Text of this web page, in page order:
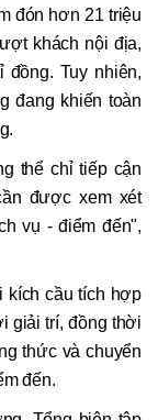
đón hơn 21 triệu
khách nội địa,
Tuy nhiên,
đang khiến toàn
thể chỉ tiếp cận
được xem xét
vụ - điểm đến",
kích cầu tích hợp
giải trí, đồng thời
thức và chuyển
đến.